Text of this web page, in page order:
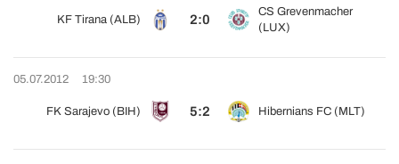
KF Tirana (ALB) 2:0
CS Grevenmacher
(LUX)
05.07.2012 19:30
FK Sarajevo (BIH) 5:2 Hibernians FC (MLT)